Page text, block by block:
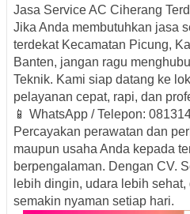
Jasa Service AC Ciherang
Jika Anda membutuhkan jasa
terdekat Kecamatan Picung,
Banten, jangan ragu
Teknik. Kami siap datang ke
pelayanan cepat, rapi, dan
📱 WhatsApp / Telepon:
Percayakan perawatan dan
maupun usaha Anda kepada
berpengalaman. Dengan CV.
lebih dingin, udara lebih
semakin nyaman setiap hari.